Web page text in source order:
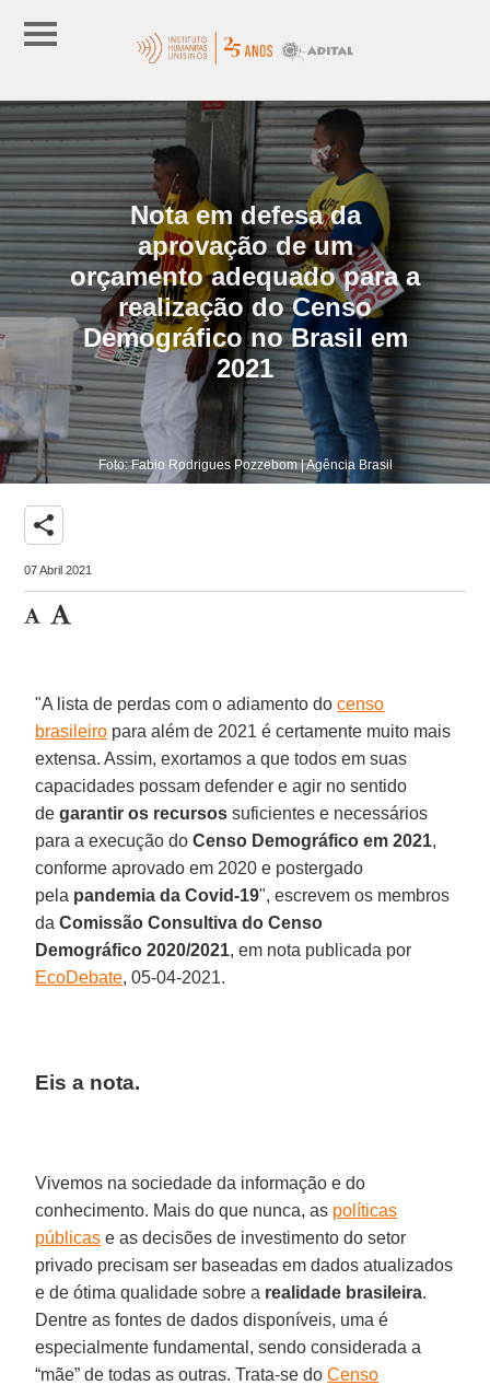
Nota em defesa da
aprovação de um
orçamento adequado para a
realização do Censo
Demográfico no Brasil em
2021
Foto: Fabio Rodrigues Pozzebom | Agência Brasil
share
07 Abril 2021
"A lista de perdas com o adiamento docenso
brasileiro para além de 2021 é certamente muito mais
extensa. Assim, exortamos a que todos em suas
capacidades possam defender e agir no sentido
degarantir os recursos suficientes e necessários
para a execução doCenso Demográfico em 2021,
conforme aprovado em 2020 e postergado
pela pandemia da Covid-19", escrevem os membros
daComissão Consultiva do Censo
Demográfico 2020/2021, em nota publicada por
EcoDebate, 05-04-2021.
Eis a nota.
Vivemos na sociedade da informação e do
conhecimento. Mais do que nunca, as políticas
públicas e as decisões de investimento do setor
privado precisam ser baseadas em dados atualizados
e de ótima qualidade sobre a realidade brasileira.
Dentre as fontes de dados disponíveis, uma é
especialmente fundamental, sendo considerada a
“mãe” de todas as outras. Trata-se doCenso